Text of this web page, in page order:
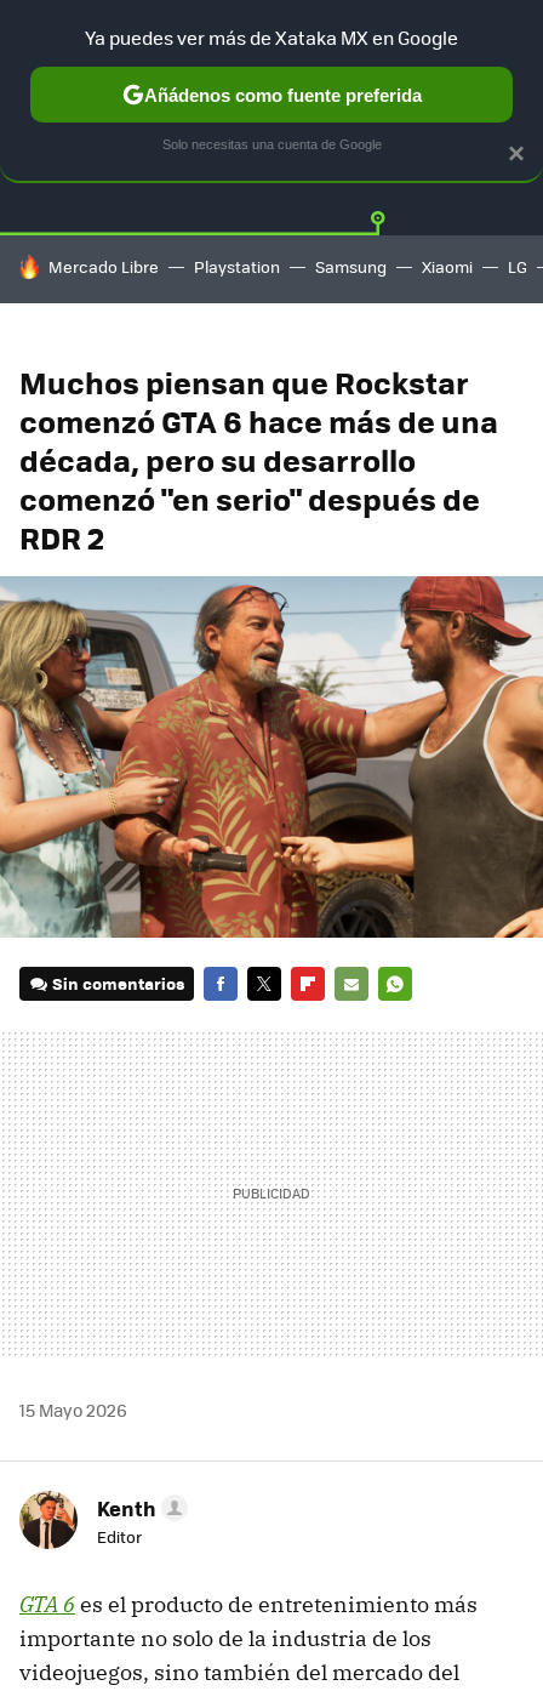
Twitter
HOY SE HABLA DE
Mercado Libre Playstation Samsung Xiaomi LG
Muchos piensan que Rockstar
comenzó GTA 6 hace más de una
década, pero su desarrollo
comenzó "en serio" después de
RDR 2
Sin comentarios
MAIL
15 Mayo 2026
Kenth
Editor
GTA 6es el producto de entretenimiento más
importante no solo de la industria de los
videojuegos, sino también del mercado del
×
Ya puedes ver más de Xataka MX en Google
Añádenos como fuente preferida
Solo necesitas una cuenta de Google